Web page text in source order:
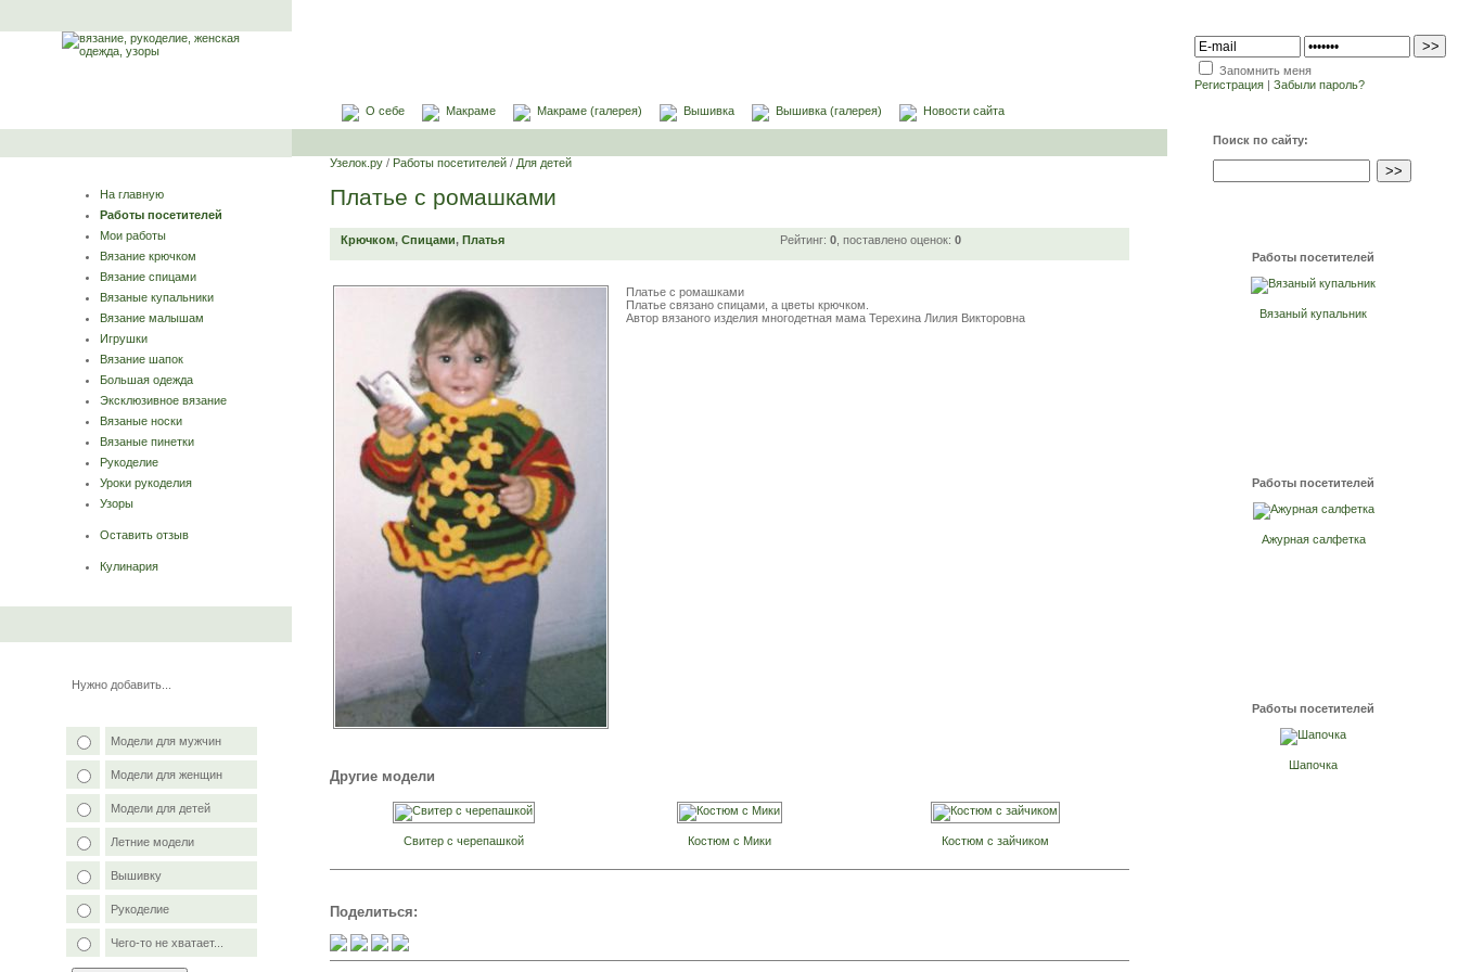
Запомнить меня
Регистрация | Забыли пароль?
О себе
Макраме Макраме (галерея) Вышивка Вышивка (галерея) Новости сайта
На главную
Работы посетителей
Мои работы
Вязание крючком
Вязание спицами
Вязаные купальники
Вязание малышам
Игрушки
Вязание шапок
Большая одежда
Эксклюзивное вязание
Вязаные носки
Вязаные пинетки
Рукоделие
Уроки рукоделия
Узоры
Оставить отзыв
Кулинария
Нужно добавить...
Модели для мужчин
Модели для женщин
Модели для детей
Летние модели
Вышивку
Рукоделие
Чего-то не хватает...
Узелок.ру / Работы посетителей / Для детей
Платье с ромашками
Крючком, Спицами, Платья Рейтинг: 0 , поставлено оценок: 0
Платье с ромашками
Платье связано спицами, а цветы крючком.
Автор вязаного изделия многодетная мама Терехина Лилия Викторовна
Другие модели
Свитер с черепашкой Костюм с Мики Костюм с зайчиком
Поделиться:
Поиск по сайту:
Работы посетителей
Вязаный купальник
Работы посетителей
Ажурная салфетка
Работы посетителей
Шапочка